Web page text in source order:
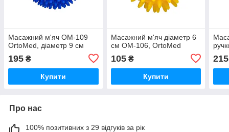
Масажний м'яч ОМ-109
OrtoMed, діаметр 9 см
195 ₴
Купити
Масажний м'яч діаметр 6
см ОМ-106, OrtoMed
105₴
Купити
215
Про нас
100% позитивних з 29 відгуків за рік